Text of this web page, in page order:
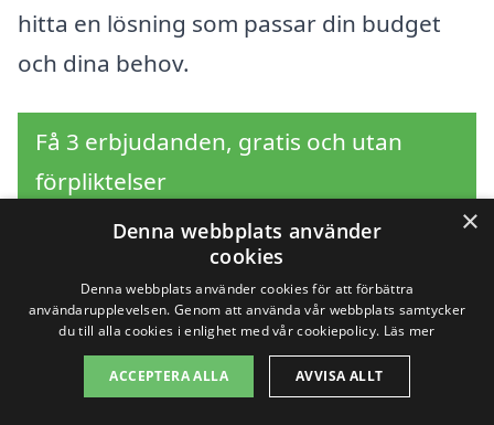
hitta en lösning som passar din budget
och dina behov.
Få 3 erbjudanden, gratis och utan
förpliktelser
Sök efter en
professionell för
häckklippning i andra
×
Denna webbplats använder
cookies
Denna webbplats använder cookies för att förbättra
användarupplevelsen. Genom att använda vår webbplats samtycker
du till alla cookies i enlighet med vår cookiepolicy. Läs mer
ACCEPTERA ALLA AVVISA ALLT